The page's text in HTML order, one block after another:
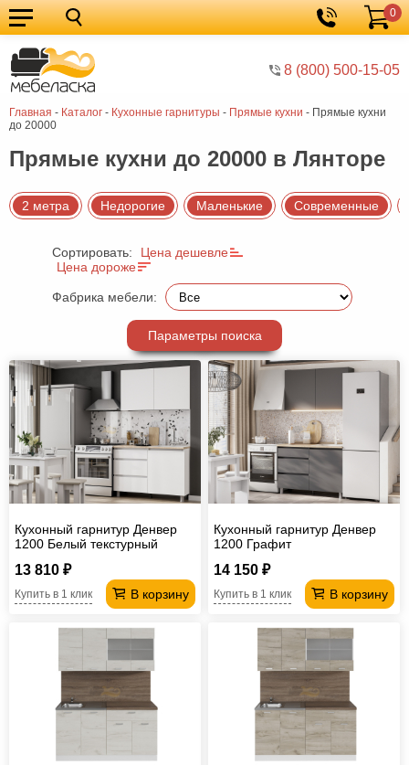
8 (800) 500-15-05
Корзина
0
Главная - Каталог - Кухонные гарнитуры - Прямые кухни - Прямые кухни
до 20000
Кухонные
гарнитуры
Мебель
для
кухни
Мебель
для
спальни
Кровати
Шкафы
Мягкая
мебель
Детская
прихожей
Комоды
мебель
Столы
под
Мебель
ванной
трансформер
Матрасы
Кресла-
Косметологическое
оборудование
Прямые кухни до 20000 в Лянторе
2 метра Недорогие Маленькие Современные
Сортировать:
Цена дешевле
Цена дороже
Фабрика мебели:
Параметры поиска
Кухонный гарнитур Денвер
1200 Белый текстурный
13 810 ₽
В корзину
Купить в 1 клик
Кухонный гарнитур Денвер
1200 Графит
14 150 ₽
В корзину
Купить в 1 клик